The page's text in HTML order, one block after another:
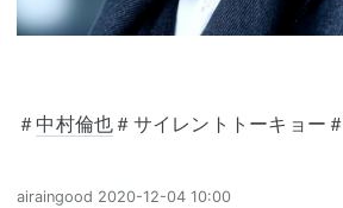
＃ 中村倫也＃サイレントトーキョー＃
airaingood 2020-12-04 10:00